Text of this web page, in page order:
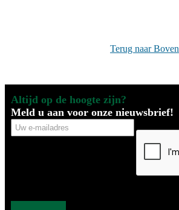
Terug naar Boven
Altijd op de hoogte zijn?
Meld u aan voor onze nieuwsbrief!
Uw
e-